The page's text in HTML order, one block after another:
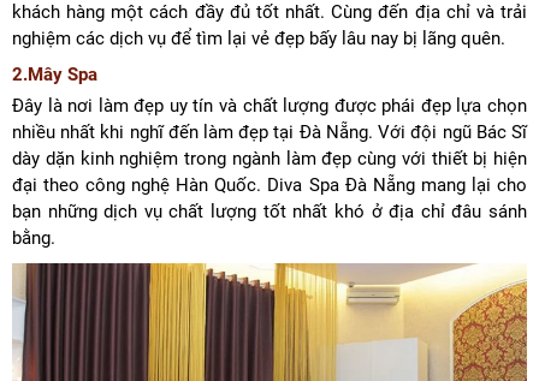
khách hàng một cách đầy đủ tốt nhất. Cùng đến địa chỉ và trải
nghiệm các dịch vụ để tìm lại vẻ đẹp bấy lâu nay bị lãng quên.
2.Mây Spa
Đây là nơi làm đẹp uy tín và chất lượng được phái đẹp lựa chọn
nhiều nhất khi nghĩ đến làm đẹp tại Đà Nẵng. Với đội ngũ Bác Sĩ
dày dặn kinh nghiệm trong ngành làm đẹp cùng với thiết bị hiện
đại theo công nghệ Hàn Quốc. Diva Spa Đà Nẵng mang lại cho
bạn những dịch vụ chất lượng tốt nhất khó ở địa chỉ đâu sánh
bằng.